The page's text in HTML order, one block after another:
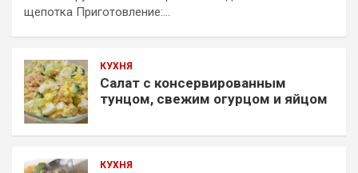
щепотка Приготовление:…
КУХНЯ
Салат с консервированным
тунцом, свежим огурцом и яйцом
КУХНЯ